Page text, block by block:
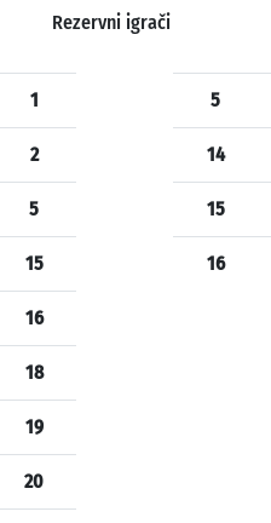
Rezervni igrači
1
2
5
15
16
18
19
20
5
14
15
16